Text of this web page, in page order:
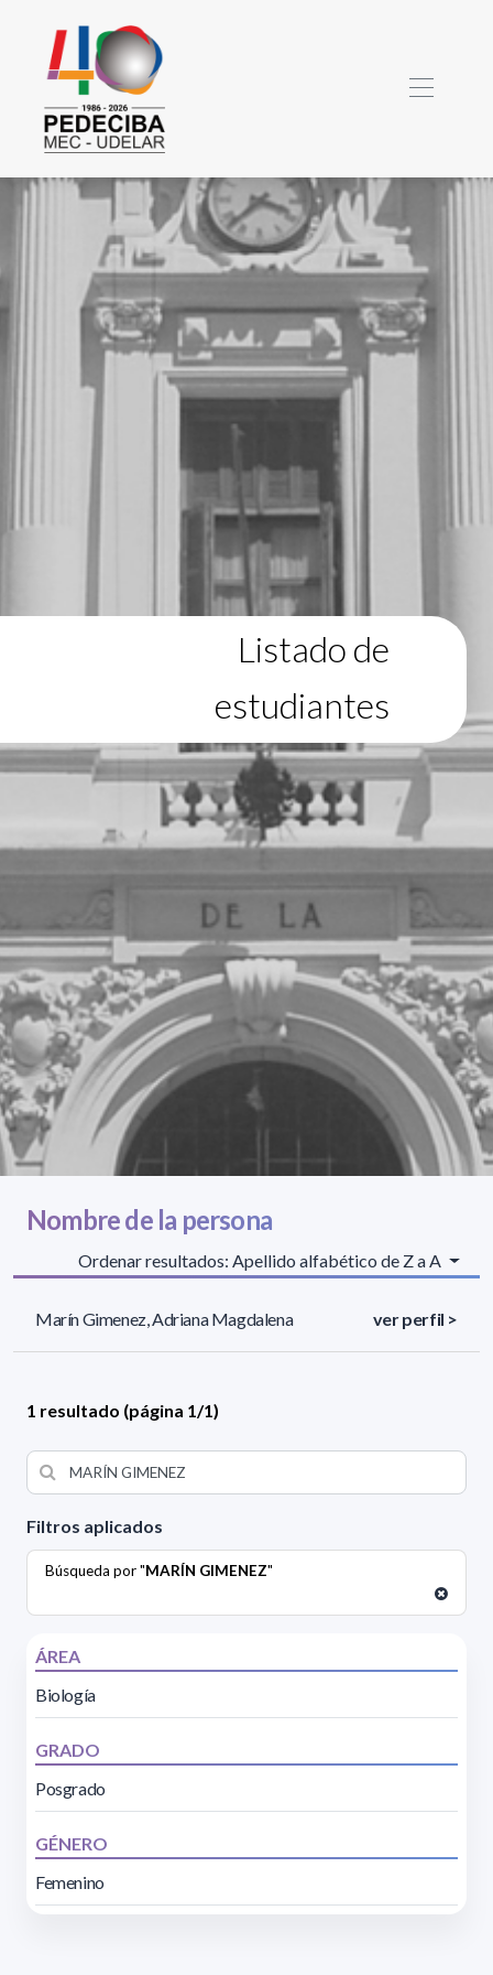
Listado de
estudiantes
Filtros aplicados
Búsqueda por "MARÍN GIMENEZ"
ÁREA
Biología
GRADO
Posgrado
GÉNERO
Femenino
Nombre de la persona
Ordenar resultados: Apellido alfabético de Z a A
Marín Gimenez, Adriana Magdalena ver perfil >
1 resultado (página 1/1)